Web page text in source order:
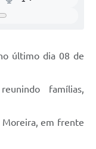
último dia 08 de
famílias,
Moreira, em frente